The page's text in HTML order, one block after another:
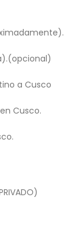
(opcional)
a Cusco
Cusco.
.